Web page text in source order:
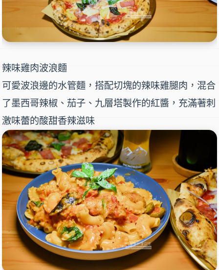
辣味雞肉波浪麵
可愛波浪邊的水管麵，搭配切塊的辣味雞腿肉，混合
了墨西哥辣椒、茄子、九層塔製作的紅醬，充滿著刺
激味蕾的酸甜香辣滋味